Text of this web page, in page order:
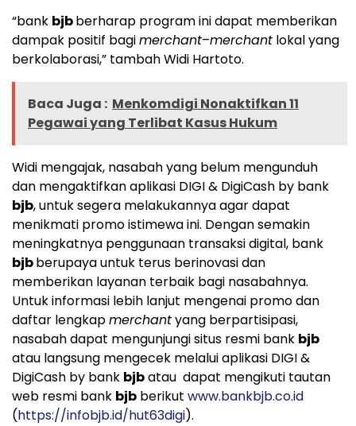
“bank bjbberharap program ini dapat memberikan
dampak positif bagimerchant–merchant lokal yang
berkolaborasi,” tambah Widi Hartoto.
Baca Juga : Menkomdigi Nonaktifkan 11
Pegawai yang Terlibat Kasus Hukum
Widi mengajak, nasabah yang belum mengunduh
dan mengaktifkan aplikasi DIGI & DigiCash by bank
bjb, untuk segera melakukannya agar dapat
menikmati promo istimewa ini. Dengan semakin
meningkatnya penggunaan transaksi digital, bank
bjbberupaya untuk terus berinovasi dan
memberikan layanan terbaik bagi nasabahnya.
Untuk informasi lebih lanjut mengenai promo dan
daftar lengkapmerchantyang berpartisipasi,
nasabah dapat mengunjungi situs resmi bank bjb
atau langsung mengecek melalui aplikasi DIGI &
DigiCash by bank bjbatau dapat mengikuti tautan
web resmi bank bjb berikut www.bankbjb.co.id
(https://infobjb.id/hut63digi).